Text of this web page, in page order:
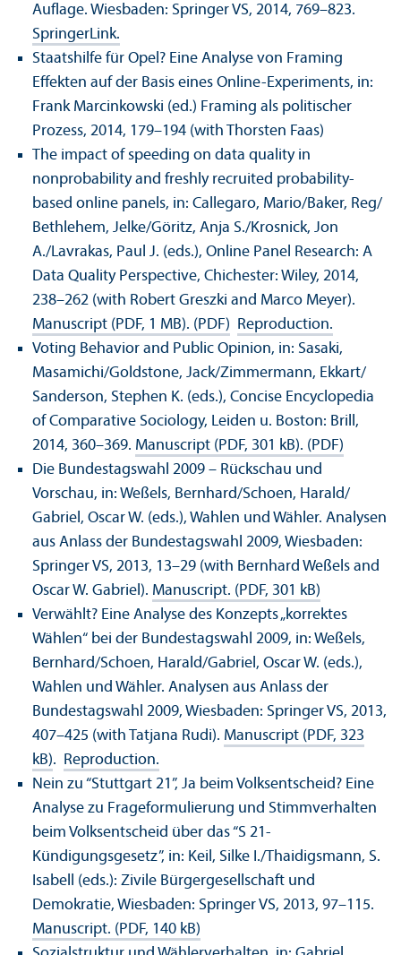
Auflage. Wiesbaden: Springer VS, 2014, 769–823.
SpringerLink.
Staatshilfe für Opel? Eine Analyse von Framing
Effekten auf der Basis eines Online-Experiments, in:
Frank Marcinkowski (ed.) Framing als politischer
Prozess, 2014, 179–194 (with Thorsten Faas)
The impact of speeding on data quality in
nonprobability and freshly recruited probability-
based online panels, in: Callegaro, Mario/Baker, Reg/
Bethlehem, Jelke/Göritz, Anja S./Krosnick, Jon
A./Lavrakas, Paul J. (eds.), Online Panel Research: A
Data Quality Perspective, Chichester: Wiley, 2014,
238–262 (with Robert Greszki and Marco Meyer).
Manuscript (PDF, 1 MB). (PDF) Reproduction.
Voting Behavior and Public Opinion, in: Sasaki,
Masamichi/Goldstone, Jack/Zimmermann, Ekkart/
Sanderson, Stephen K. (eds.), Concise Encyclopedia
of Comparative Sociology, Leiden u. Boston: Brill,
2014, 360–369. Manuscript (PDF, 301 kB). (PDF)
Die Bundestagswahl 2009 – Rückschau und
Vorschau, in: Weßels, Bernhard/Schoen, Harald/
Gabriel, Oscar W. (eds.), Wahlen und Wähler. Analysen
aus Anlass der Bundestagswahl 2009, Wiesbaden:
Springer VS, 2013, 13–29 (with Bernhard Weßels and
Oscar W. Gabriel). Manuscript. (PDF, 301 kB)
Verwählt? Eine Analyse des Konzepts „korrektes
Wählen“ bei der Bundestagswahl 2009, in: Weßels,
Bernhard/Schoen, Harald/Gabriel, Oscar W. (eds.),
Wahlen und Wähler. Analysen aus Anlass der
Bundestagswahl 2009, Wiesbaden: Springer VS, 2013,
407–425 (with Tatjana Rudi). Manuscript (PDF, 323
kB). Reproduction.
Nein zu “Stuttgart 21”, Ja beim Volksentscheid? Eine
Analyse zu Frageformulierung und Stimmverhalten
beim Volksentscheid über das “S 21-
Kündigungsgesetz”, in: Keil, Silke I./Thaidigsmann, S.
Isabell (eds.): Zivile Bürgergesellschaft und
Demokratie, Wiesbaden: Springer VS, 2013, 97–115.
Manuscript. (PDF, 140 kB)